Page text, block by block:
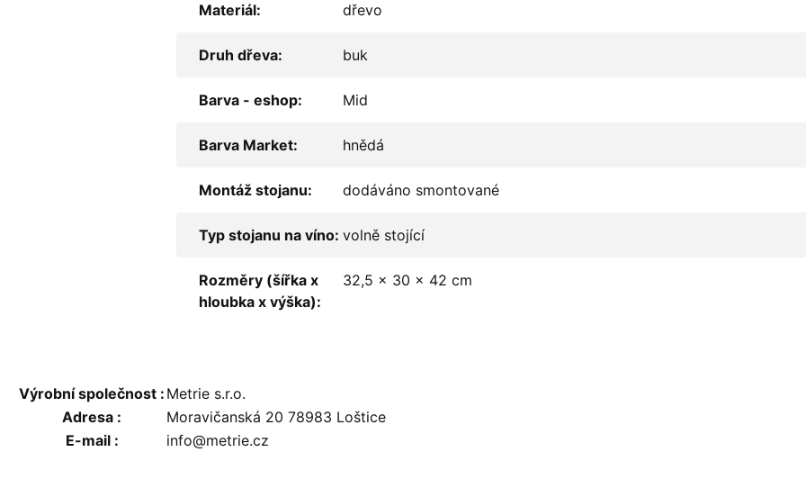
Materiál: dřevo
Druh dřeva: buk
Barva - eshop: Mid
Barva Market: hnědá
Montáž stojanu: dodáváno smontované
Typ stojanu na víno: volně stojící
Rozměry (šířka x
hloubka x výška):
32,5 x 30 x 42 cm
Výrobní společnost : Metrie s.r.o.
Adresa :
Moravičanská 20 78983 Loštice
E-mail : info@metrie.cz